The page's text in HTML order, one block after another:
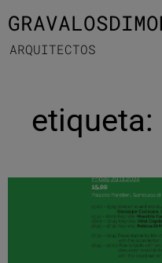
ARQUITECTOS